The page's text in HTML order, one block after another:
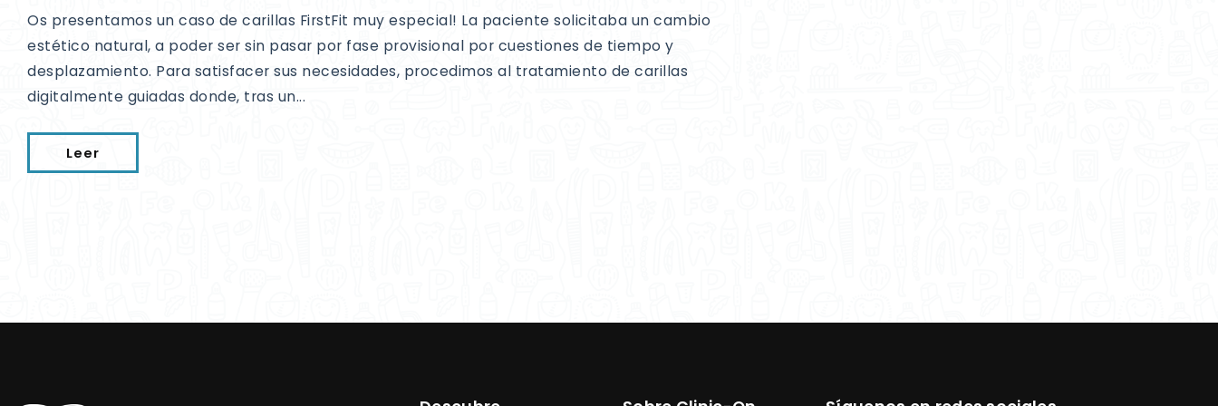
Os presentamos un caso de carillas FirstFit muy especial! La paciente solicitaba un cambio
estético natural, a poder ser sin pasar por fase provisional por cuestiones de tiempo y
desplazamiento. Para satisfacer sus necesidades, procedimos al tratamiento de carillas
digitalmente guiadas donde, tras un...
Leer